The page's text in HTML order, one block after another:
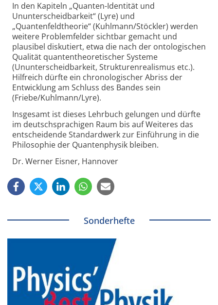
In den Kapiteln „Quanten-Identität und
Ununterscheidbarkeit“ (Lyre) und
„Quantenfeldtheorie“ (Kuhlmann/Stöckler) werden
weitere Problemfelder sichtbar gemacht und
plausibel diskutiert, etwa die nach der ontologischen
Qualität quantentheoretischer Systeme
(Ununterscheidbarkeit, Strukturenrealismus etc.).
Hilfreich dürfte ein chronologischer Abriss der
Entwicklung am Schluss des Bandes sein
(Friebe/Kuhlmann/Lyre).
Insgesamt ist dieses Lehrbuch gelungen und dürfte
im deutschsprachigen Raum bis auf Weiteres das
entscheidende Standardwerk zur Einführung in die
Philosophie der Quantenphysik bleiben.
Dr. Werner Eisner, Hannover
Sonderhefte